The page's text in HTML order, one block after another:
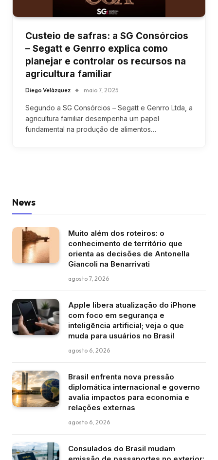
Custeio de safras: a SG Consórcios
– Segatt e Genrro explica como
planejar e controlar os recursos na
agricultura familiar
Diego Velázquez maio 7, 2025
Segundo a SG Consórcios – Segatt e Genrro Ltda, a
agricultura familiar desempenha um papel
fundamental na produção de alimentos…
News
Muito além dos roteiros: o
conhecimento de território que
orienta as decisões de Antonella
Giancoli na Benarrivati
agosto 7, 2026
Apple libera atualização do iPhone
com foco em segurança e
inteligência artificial; veja o que
muda para usuários no Brasil
agosto 6, 2026
Brasil enfrenta nova pressão
diplomática internacional e governo
avalia impactos para economia e
relações externas
agosto 6, 2026
Consulados do Brasil mudam